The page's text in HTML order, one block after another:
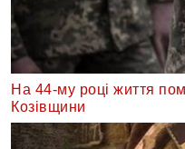
На 44-му році життя
Козівщини